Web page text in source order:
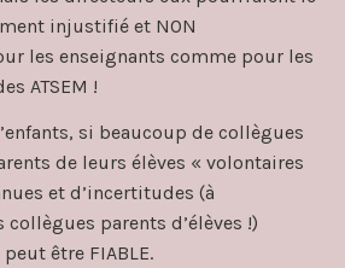
injustifié et NON
les enseignants comme pour les
ATSEM !
si beaucoup de collègues
de leurs élèves « volontaires
et d’incertitudes (à
parents d’élèves !)
être FIABLE.